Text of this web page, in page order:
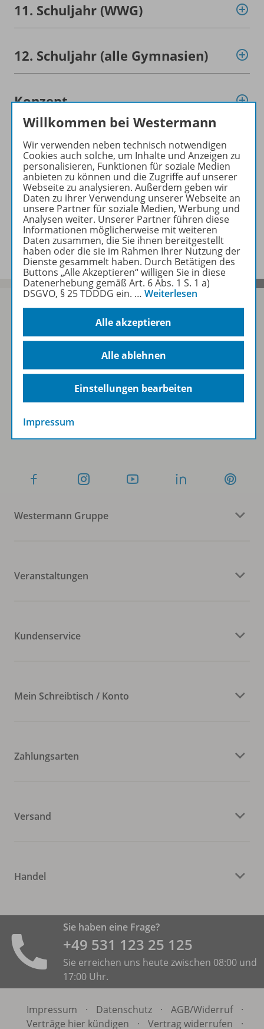
11. Schuljahr (WWG)
12. Schuljahr (alle Gymnasien)
Konzept
Werbematerial
Empfehlungen der Redaktion
Benachrichtigungs-Service
Sofort profitieren
Zum Newsletter anmelden
Folgen Sie uns auf Social Media
Westermann Gruppe
Veranstaltungen
Kundenservice
Mein Schreibtisch / Konto
Zahlungsarten
Versand
Handel
Sie haben eine Frage?
+49 531 ­123 25 125
Sie erreichen uns heute zwischen 08:00 und
17:00 Uhr.
Impressum · Datenschutz · AGB/Widerruf
·
Verträge hier kündigen
· Vertrag widerrufen ·
Willkommen bei Westermann
Wir verwenden neben technisch notwendigen
Cookies auch solche, um Inhalte und Anzeigen zu
personalisieren, Funktionen für soziale Medien
anbieten zu können und die Zugriffe auf unserer
Webseite zu analysieren. Außerdem geben wir
Daten zu ihrer Verwendung unserer Webseite an
unsere Partner für soziale Medien, Werbung und
Analysen weiter. Unserer Partner führen diese
Informationen möglicherweise mit weiteren
Daten zusammen, die Sie ihnen bereitgestellt
haben oder die sie im Rahmen Ihrer Nutzung der
Dienste gesammelt haben. Durch Betätigen des
Buttons „Alle Akzeptieren“ willigen Sie in diese
Datenerhebung gemäß Art. 6 Abs. 1 S. 1 a)
DSGVO, § 25 TDDDG ein. … Weiterlesen
Alle akzeptieren
Alle ablehnen
Einstellungen bearbeiten
Impressum